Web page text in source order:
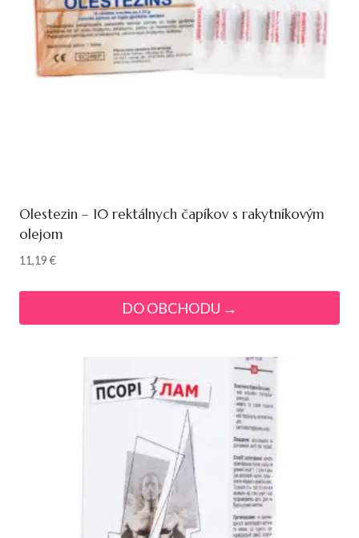
Olestezin – 10 rektálnych čapíkov s rakytníkovým
olejom
11,19€
DO OBCHODU →